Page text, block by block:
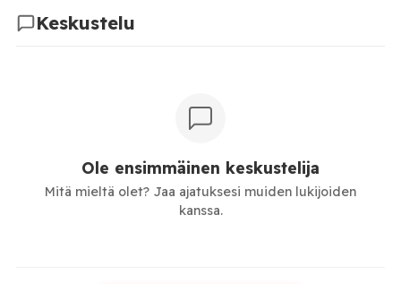
Keskustelu
Ole ensimmäinen keskustelija
Mitä mieltä olet? Jaa ajatuksesi muiden lukijoiden
kanssa.